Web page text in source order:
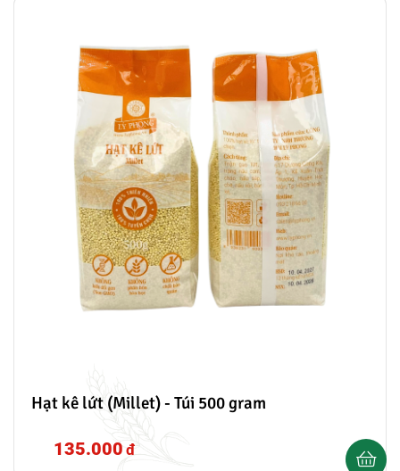
Hạt kê lứt (Millet) - Túi 500 gram
135.000 đ